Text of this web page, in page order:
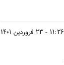
11:26 - 23 فروردین 1401